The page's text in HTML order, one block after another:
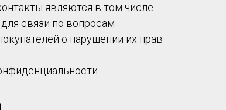
являются в том числе
связи по вопросам
о нарушении их прав